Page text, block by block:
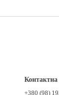
Контактна
+380 (98)